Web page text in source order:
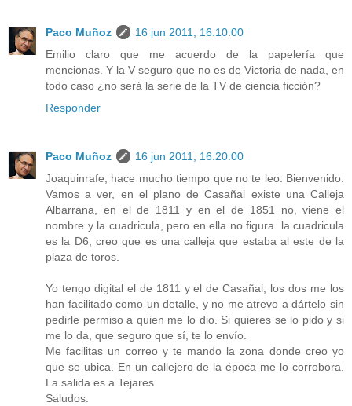
Paco Muñoz
16 jun 2011, 16:10:00
Emilio claro que me acuerdo de la papelería que
mencionas. Y la V seguro que no es de Victoria de nada, en
todo caso ¿no será la serie de la TV de ciencia ficción?
Responder
Paco Muñoz
16 jun 2011, 16:20:00
Joaquinrafe, hace mucho tiempo que no te leo. Bienvenido.
Vamos a ver, en el plano de Casañal existe una Calleja
Albarrana, en el de 1811 y en el de 1851 no, viene el
nombre y la cuadricula, pero en ella no figura. la cuadricula
es la D6, creo que es una calleja que estaba al este de la
plaza de toros.
Yo tengo digital el de 1811 y el de Casañal, los dos me los
han facilitado como un detalle, y no me atrevo a dártelo sin
pedirle permiso a quien me lo dio. Si quieres se lo pido y si
me lo da, que seguro que sí, te lo envío.
Me facilitas un correo y te mando la zona donde creo yo
que se ubica. En un callejero de la época me lo corrobora.
La salida es a Tejares.
Saludos.